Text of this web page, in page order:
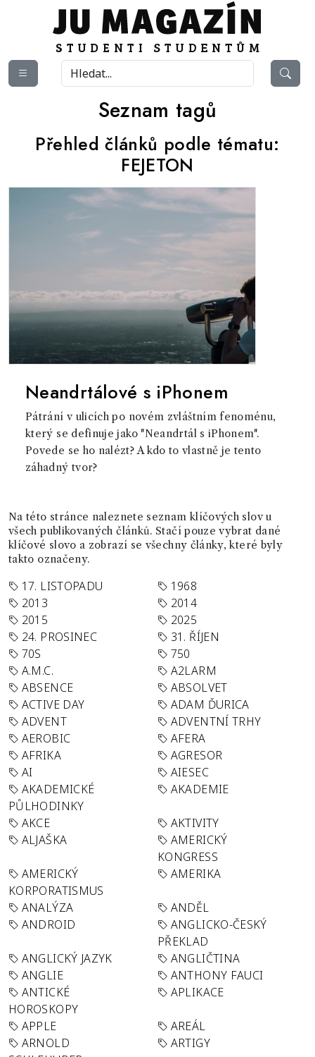
Seznam tagů
Přehled článků podle tématu:
FEJETON
Neandrtálové s iPhonem
Pátrání v ulicích po novém zvláštním fenoménu,
který se definuje jako "Neandrtál s iPhonem".
Povede se ho nalézt? A kdo to vlastně je tento
záhadný tvor?
Na této stránce naleznete seznam klíčových slov u
všech publikovaných článků. Stačí pouze vybrat dané
klíčové slovo a zobrazí se všechny články, které byly
takto označeny.
17. LISTOPADU
1968
2013
2014
2015
2025
24. PROSINEC
31. ŘÍJEN
70S
750
A.M.C.
A2LARM
ABSENCE
ABSOLVET
ACTIVE DAY
ADAM ĎURICA
ADVENT
ADVENTNÍ TRHY
AEROBIC
AFERA
AFRIKA
AGRESOR
AI
AIESEC
AKADEMICKÉ
PŮLHODINKY
AKADEMIE
AKCE
AKTIVITY
ALJAŠKA
AMERICKÝ
KONGRESS
AMERICKÝ
KORPORATISMUS
AMERIKA
ANALÝZA
ANDĚL
ANDROID
ANGLICKO-ČESKÝ
PŘEKLAD
ANGLICKÝ JAZYK
ANGLIČTINA
ANGLIE
ANTHONY FAUCI
ANTICKÉ
HOROSKOPY
APLIKACE
APPLE
AREÁL
ARNOLD
ARTIGY